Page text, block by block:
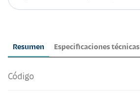
Resumen Especificaciones técnicas
Código